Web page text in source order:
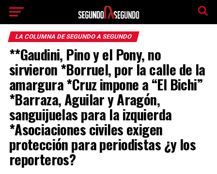
LA COLUMNA DE SEGUNDO A SEGUNDO
**Gaudini, Pino y el Pony, no
sirvieron *Borruel, por la calle de la
amargura *Cruz impone a “El Bichi”
*Barraza, Aguilar y Aragón,
sanguijuelas para la izquierda
*Asociaciones civiles exigen
protección para periodistas ¿y los
reporteros?